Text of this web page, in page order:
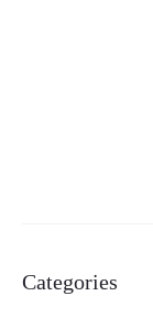
Categories